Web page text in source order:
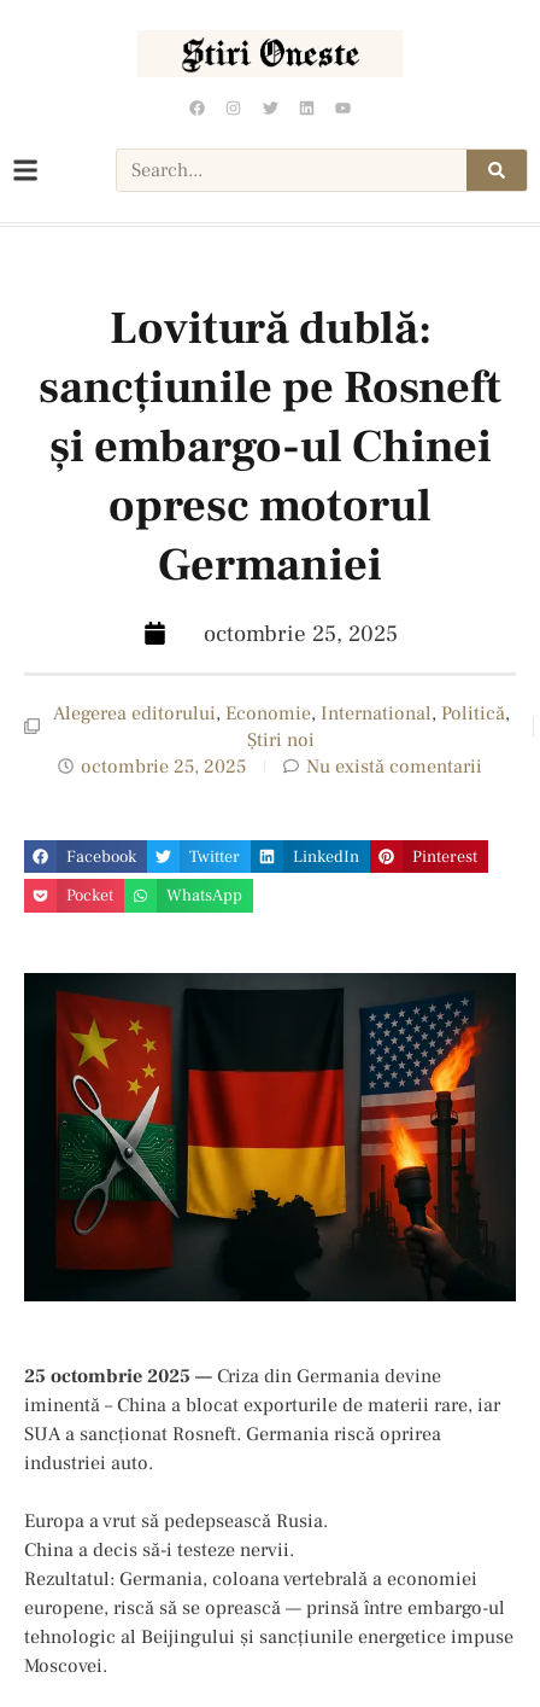
Lovitură dublă:
sancțiunile pe Rosneft
și embargo-ul Chinei
opresc motorul
Germaniei
octombrie 25, 2025
Alegerea editorului, Economie, International, Politică,
Ştiri noi
octombrie 25, 2025
Nu există comentarii
Facebook Twitter LinkedIn
Pinterest
Pocket
WhatsApp
25 octombrie 2025 — Criza din Germania devine
iminentă – China a blocat exporturile de materii rare, iar
SUA a sancționat Rosneft. Germania riscă oprirea
industriei auto.
Europa a vrut să pedepsească Rusia.
China a decis să-i testeze nervii.
Rezultatul: Germania, coloana vertebrală a economiei
europene, riscă să se oprească — prinsă între embargo-ul
tehnologic al Beijingului și sancțiunile energetice impuse
Moscovei.